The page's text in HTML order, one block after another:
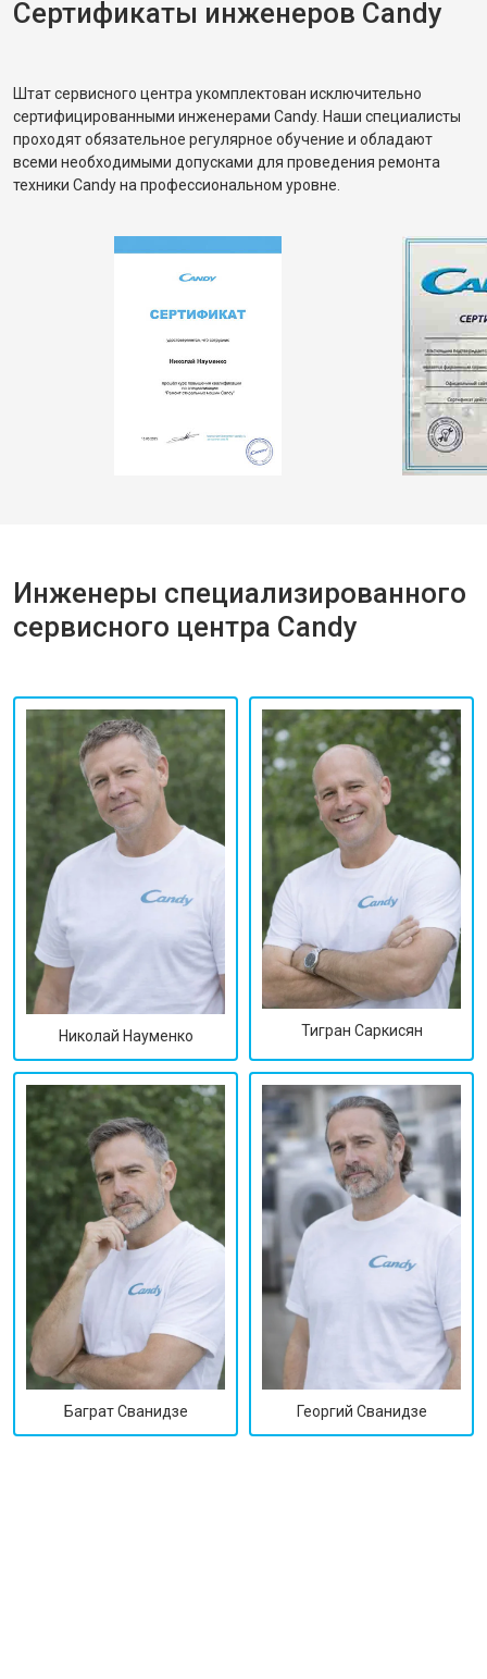
Сертификаты инженеров Candy
Штат сервисного центра укомплектован исключительно
сертифицированными инженерами Candy. Наши специалисты
проходят обязательное регулярное обучение и обладают
всеми необходимыми допусками для проведения ремонта
техники Candy на профессиональном уровне.
Инженеры специализированного
сервисного центра Candy
Николай Науменко Тигран Саркисян
Баграт Сванидзе Георгий Сванидзе